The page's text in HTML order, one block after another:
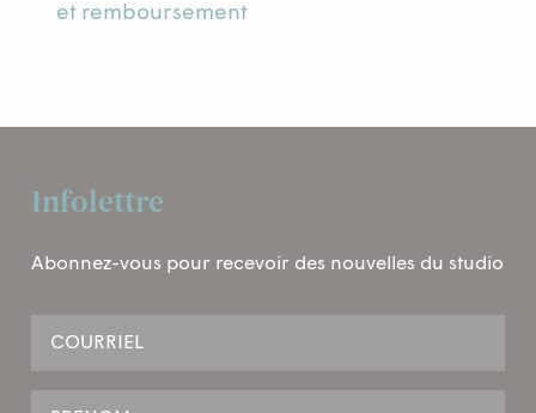
et remboursement
Infolettre
Abonnez-vous pour recevoir des nouvelles du studio